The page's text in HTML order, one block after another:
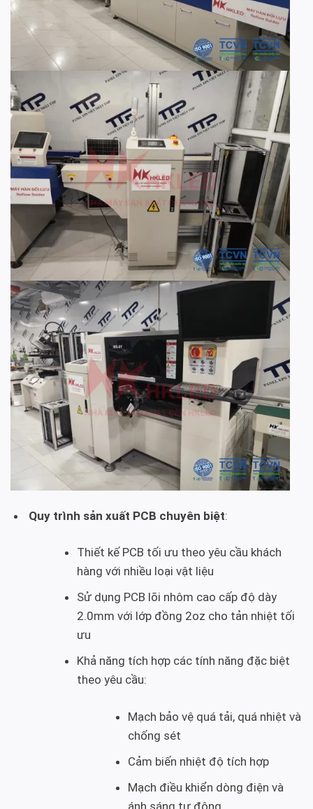
Quy trình sản xuất PCB chuyên biệt:
Thiết kế PCB tối ưu theo yêu cầu khách
hàng với nhiều loại vật liệu
Sử dụng PCB lõi nhôm cao cấp độ dày
2.0mm với lớp đồng 2oz cho tản nhiệt tối
ưu
Khả năng tích hợp các tính năng đặc biệt
theo yêu cầu:
Mạch bảo vệ quá tải, quá nhiệt và
chống sét
Cảm biến nhiệt độ tích hợp
Mạch điều khiển dòng điện và